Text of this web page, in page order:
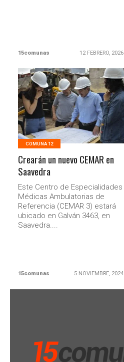
15comunas 12 FEBRERO, 2026
LEER MAS
COMUNA 12
Crearán un nuevo CEMAR en
Saavedra
Este Centro de Especialidades
Médicas Ambulatorias de
Referencia (CEMAR 3) estará
ubicado en Galván 3463, en
Saavedra....
15comunas 5 NOVIEMBRE, 2024